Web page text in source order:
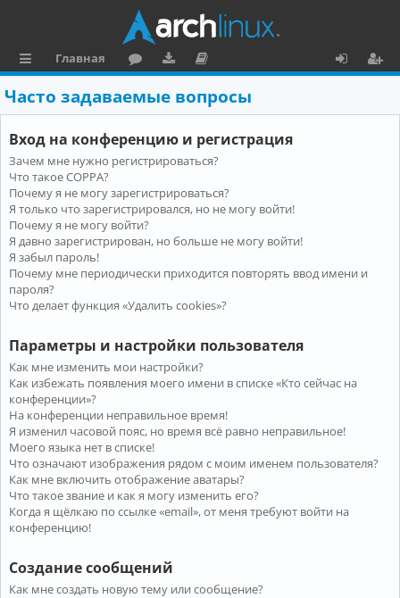
ы
л
к
и
Главная
ру
м
ру
зк
и
ку
м
е
н
та
ц
и
я
о
и
Часто задаваемые вопросы
Вход на конференцию и регистрация
Зачем мне нужно регистрироваться?
Что такое COPPA?
Почему я не могу зарегистрироваться?
Я только что зарегистрировался, но не могу войти!
Почему я не могу войти?
Я давно зарегистрирован, но больше не могу войти!
Я забыл пароль!
Почему мне периодически приходится повторять ввод имени и
пароля?
Что делает функция «Удалить cookies»?
Параметры и настройки пользователя
Как мне изменить мои настройки?
Как избежать появления моего имени в списке «Кто сейчас на
конференции»?
На конференции неправильное время!
Я изменил часовой пояс, но время всё равно неправильное!
Моего языка нет в списке!
Что означают изображения рядом с моим именем пользователя?
Как мне включить отображение аватары?
Что такое звание и как я могу изменить его?
Когда я щёлкаю по ссылке «email», от меня требуют войти на
конференцию!
Создание сообщений
Как мне создать новую тему или сообщение?